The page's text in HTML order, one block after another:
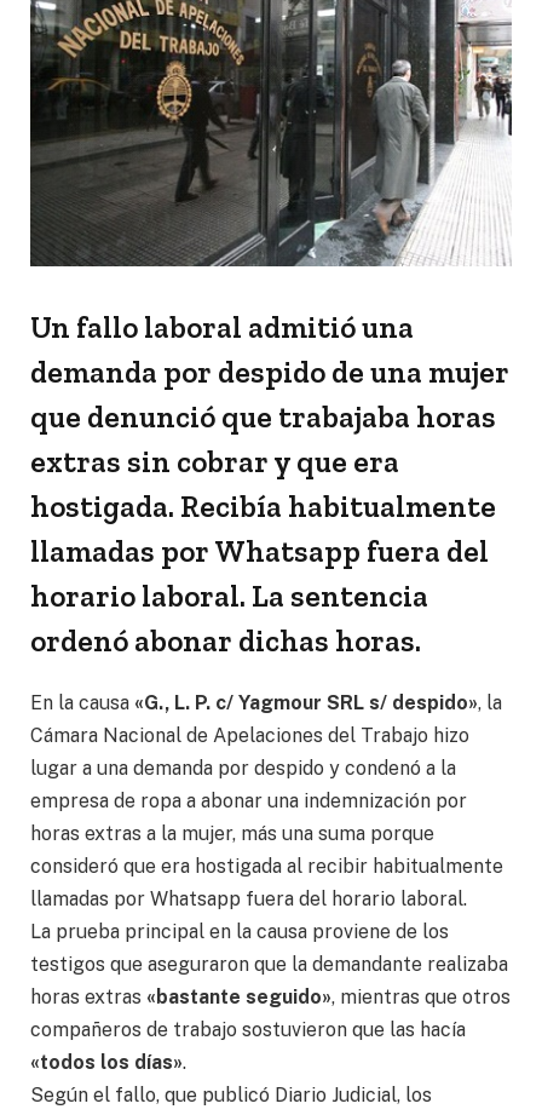
Un fallo laboral admitió una
demanda por despido de una mujer
que denunció que trabajaba horas
extras sin cobrar y que era
hostigada. Recibía habitualmente
llamadas por Whatsapp fuera del
horario laboral. La sentencia
ordenó abonar dichas horas.
En la causa «G., L. P. c/ Yagmour SRL s/ despido», la
Cámara Nacional de Apelaciones del Trabajo hizo
lugar a una demanda por despido y condenó a la
empresa de ropa a abonar una indemnización por
horas extras a la mujer, más una suma porque
consideró que era hostigada al recibir habitualmente
llamadas por Whatsapp fuera del horario laboral.
La prueba principal en la causa proviene de los
testigos que aseguraron que la demandante realizaba
horas extras «bastante seguido», mientras que otros
compañeros de trabajo sostuvieron que las hacía
«todos los días».
Según el fallo, que publicó Diario Judicial, los